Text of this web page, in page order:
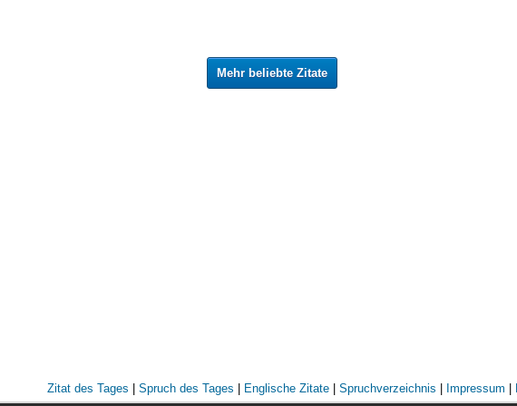
Mehr beliebte Zitate
Zitat des Tages | Spruch des Tages | Englische Zitate| Spruchverzeichnis | Impressum |